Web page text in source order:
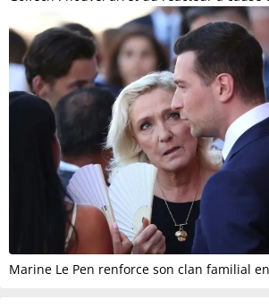
Marine Le Pen renforce son clan familial